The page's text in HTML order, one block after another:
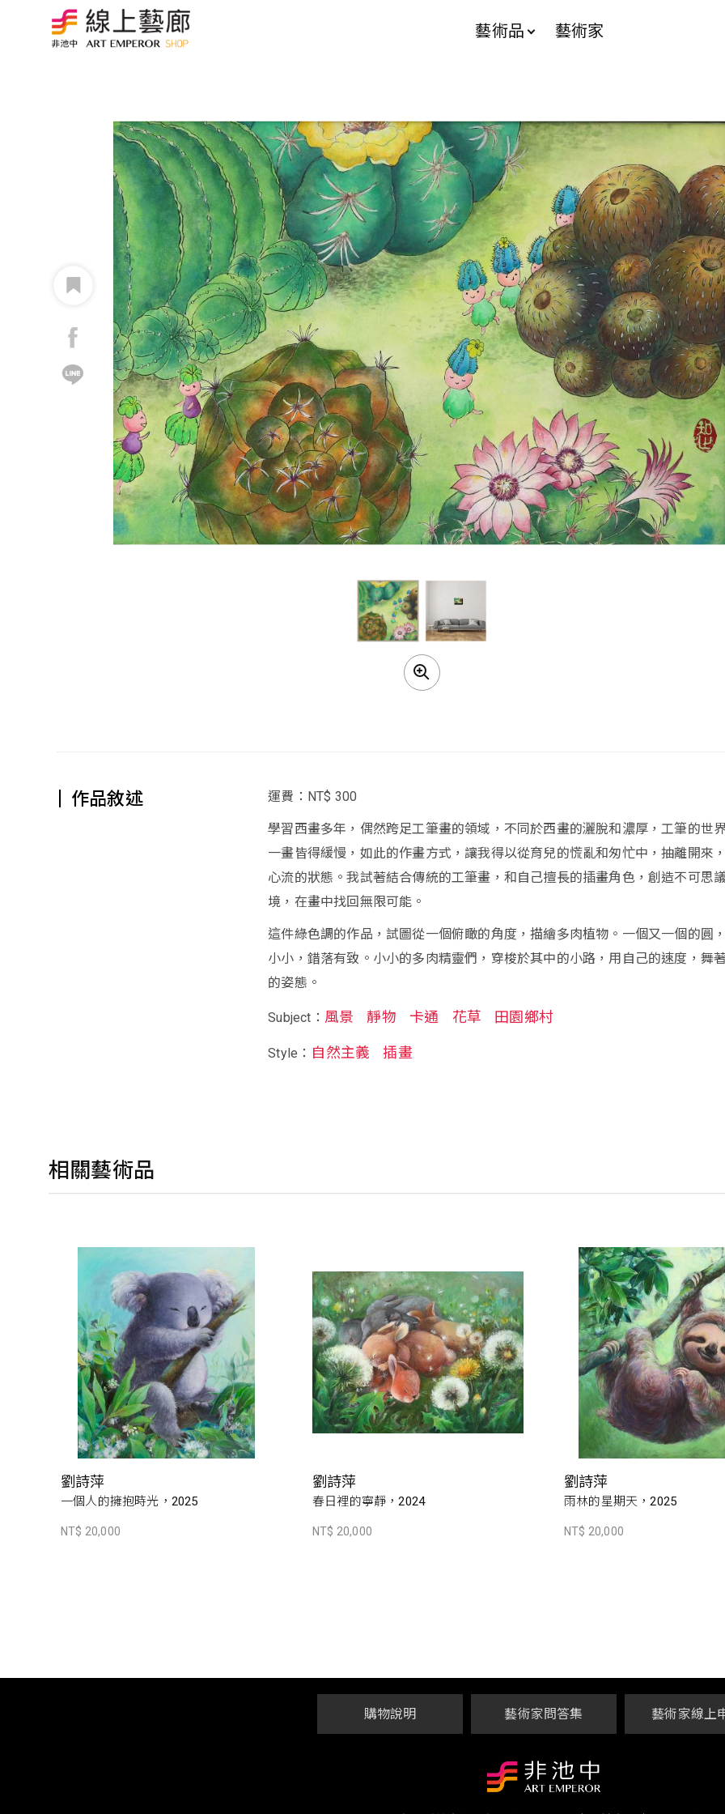
藝術品 藝術家
作品敘述 運費：NT$ 300
學習西畫多年，偶然跨足工筆畫的領域，不同於西畫的灑脫和濃厚，工筆的世
一畫皆得緩慢，如此的作畫方式，讓我得以從育兒的慌亂和匆忙中，抽離開來
心流的狀態。我試著結合傳統的工筆畫，和自己擅長的插畫角色，創造不可思
境，在畫中找回無限可能。
這件綠色調的作品，試圖從一個俯瞰的角度，描繪多肉植物。一個又一個的圓
小小，錯落有致。小小的多肉精靈們，穿梭於其中的小路，用自己的速度，舞
的姿態。
Subject： 風景 靜物 卡通 花草 田園鄉村
Style： 自然主義 插畫
相關藝術品
劉詩萍
一個人的擁抱時光，2025
NT$ 20,000
劉詩萍
春日裡的寧靜，2024
NT$ 20,000
劉詩萍
雨林的星期天，2025
NT$ 20,000
購物說明 藝術家問答集 藝術家線上